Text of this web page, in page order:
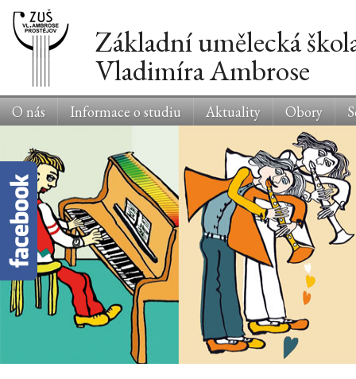
Základní umělecká
Vladimíra Ambrose
O nás Informace o studiu Aktuality Obory